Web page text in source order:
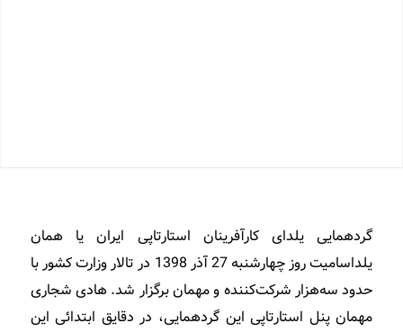
گردهمایی یلدای کارآفرینان استارتاپی ایران یا همان
یلداسامیت روز چهارشنبه 27 آذر 1398 در تالار وزارت کشور با
حدود سه‌هزار شرکت‌کننده و مهمان برگزار شد. هادی شجاری
مهمان پنل استارتاپی این گردهمایی، در دقایق ابتدائی این